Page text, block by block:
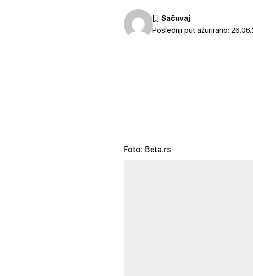
Poslednji put ažurirano:
Foto: Beta.rs